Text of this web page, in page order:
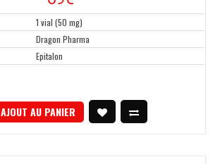
1 vial (50 mg)
Dragon Pharma
Epitalon
AJOUT AU PANIER